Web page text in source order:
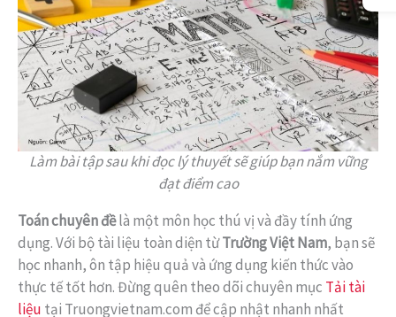
Làm bài tập sau khi đọc lý thuyết sẽ giúp bạn nắm vững
đạt điểm cao
Toán chuyên đềlà một môn học thú vị và đầy tính ứng
dụng. Với bộ tài liệu toàn diện từTrường Việt Nam, bạn sẽ
học nhanh, ôn tập hiệu quả và ứng dụng kiến thức vào
thực tế tốt hơn. Đừng quên theo dõi chuyên mục Tải tài
liệu tại Truongvietnam.com để cập nhật nhanh nhất